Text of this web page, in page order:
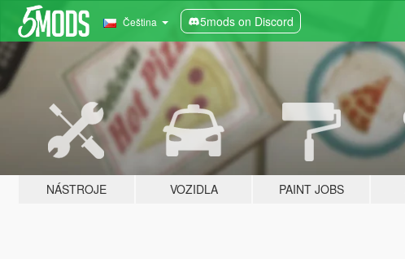
Čeština 5mods on Discord
NÁSTROJE VOZIDLA PAINT JOBS